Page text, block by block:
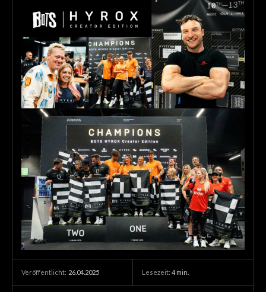
Veröffentlicht: 26.04.2025 Lesezeit: 4 min.